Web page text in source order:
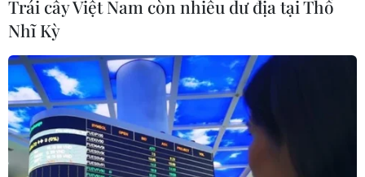
CÔNG ƯỚC HÀ NỘI VỀ CHỐNG TỘI PHẠM
MẠNG
Khởi công Trụ sở Trung tâm phòng, chống tội
phạm mạng châu Á-Thái Bình Dương
Ai Cập thúc đẩy triển khai Công ước Hà Nội về
chống tội phạm mạng
Trái cây Việt Nam còn nhiều dư địa tại Thổ
Nhĩ Kỳ